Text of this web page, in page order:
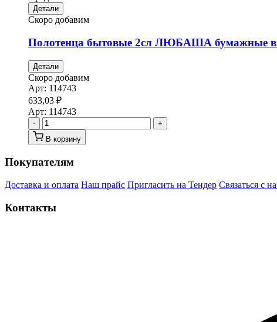
Детали
Скоро добавим
Полотенца бытовые 2сл ЛЮБАША бумажные в
Детали
Скоро добавим
Арт: 114743
633,03 ₽
Арт: 114743
-
+
В корзину
Покупателям
Доставка и оплата Наш прайс Пригласить на Тендер Связаться с
Контакты